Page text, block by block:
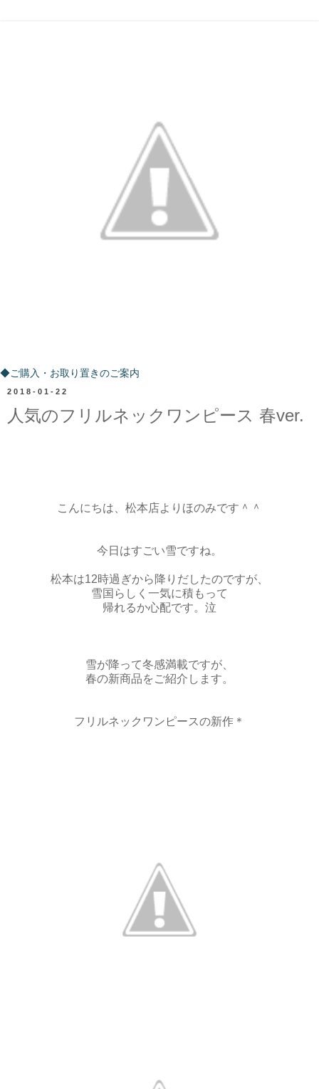
◆ご購入・お取り置きのご案内
2018-01-22
人気のフリルネックワンピース 春ver.
こんにちは、松本店よりほのみです＾＾
今日はすごい雪ですね。
松本は12時過ぎから降りだしたのですが、
雪国らしく一気に積もって
帰れるか心配です。泣
雪が降って冬感満載ですが、
春の新商品をご紹介します。
フリルネックワンピースの新作＊